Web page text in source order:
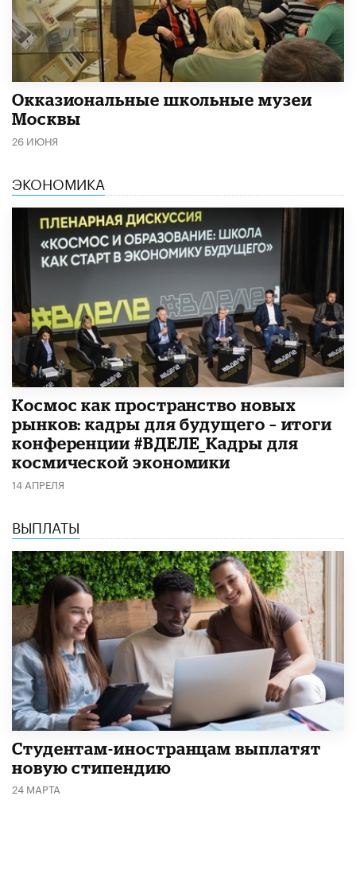
​Окказиональные школьные музеи
Москвы
26 ИЮНЯ
ЭКОНОМИКА
Космос как пространство новых
рынков: кадры для будущего – итоги
конференции #ВДЕЛЕ_Кадры для
космической экономики
14 АПРЕЛЯ
ВЫПЛАТЫ
Студентам-иностранцам выплатят
новую стипендию
24 МАРТА